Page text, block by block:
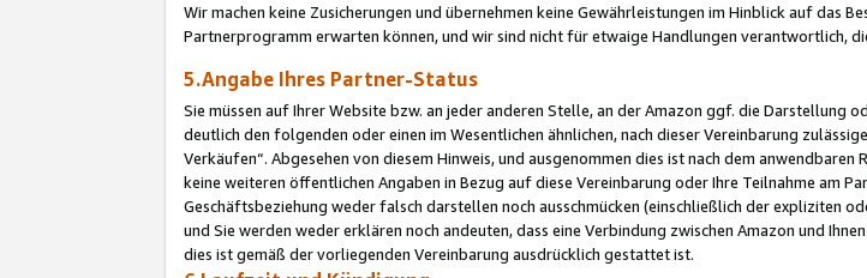
Wir machen keine Zusicherungen und übernehmen keine Gewährleistungen im Hinblick auf das
Partnerprogramm erwarten können, und wir sind nicht für etwaige Handlungen verantwortlich,
5.Angabe Ihres Partner-Status
Sie müssen auf Ihrer Website bzw. an jeder anderen Stelle, an der Amazon ggf. die Darstellung
deutlich den folgenden oder einen im Wesentlichen ähnlichen, nach dieser Vereinbarung
Verkäufen“. Abgesehen von diesem Hinweis, und ausgenommen dies ist nach dem
keine weiteren öffentlichen Angaben in Bezug auf diese Vereinbarung oder Ihre Teilnahme am
Geschäftsbeziehung weder falsch darstellen noch ausschmücken (einschließlich der expliziten
und Sie werden weder erklären noch andeuten, dass eine Verbindung zwischen Amazon und
dies ist gemäß der vorliegenden Vereinbarung ausdrücklich gestattet ist.